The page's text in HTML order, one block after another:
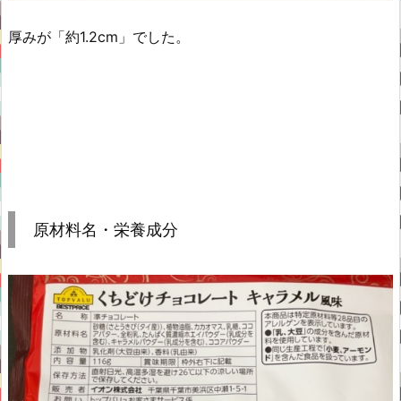
厚みが「約1.2cm」でした。
原材料名・栄養成分